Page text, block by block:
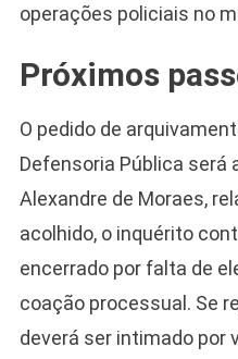
operações policiais no
Próximos
O pedido de
Defensoria Pública será
Alexandre de Moraes,
acolhido, o inquérito
encerrado por falta de
coação processual. Se
deverá ser intimado por